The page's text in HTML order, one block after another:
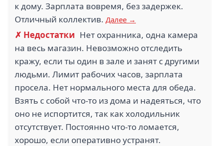
к дому. Зарплата вовремя, без задержек.
Отличный коллектив. Далее →
✗ Недостатки Нет охранника, одна камера
на весь магазин. Невозможно отследить
кражу, если ты один в зале и занят с другими
людьми. Лимит рабочих часов, зарплата
просела. Нет нормального места для обеда.
Взять с собой что-то из дома и надеяться, что
оно не испортится, так как холодильник
отсутствует. Постоянно что-то ломается,
хорошо, если оперативно устранят.